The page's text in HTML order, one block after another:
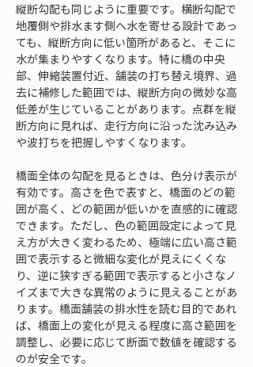
縦断勾配も同じように重要です。横断勾配で
地覆側や排水ます側へ水を寄せる設計であっ
ても、縦断方向に低い箇所があると、そこに
水が集まりやすくなります。特に橋の中央
部、伸縮装置付近、舗装の打ち替え境界、過
去に補修した範囲では、縦断方向の微妙な高
低差が生じていることがあります。点群を縦
断方向に見れば、走行方向に沿った沈み込み
や波打ちを把握しやすくなります。
橋面全体の勾配を見るときは、色分け表示が
有効です。高さを色で表すと、橋面のどの範
囲が高く、どの範囲が低いかを直感的に確認
できます。ただし、色の範囲設定によって見
え方が大きく変わるため、極端に広い高さ範
囲で表示すると微細な変化が見えにくくな
り、逆に狭すぎる範囲で表示すると小さなノ
イズまで大きな異常のように見えることがあ
ります。橋面舗装の排水性を読む目的であれ
ば、橋面上の変化が見える程度に高さ範囲を
調整し、必要に応じて断面で数値を確認する
のが安全です。